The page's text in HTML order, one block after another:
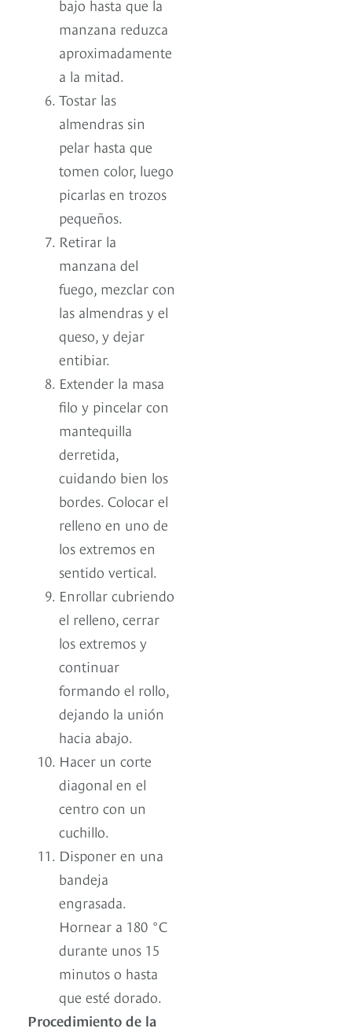
bajo hasta que la
manzana reduzca
aproximadamente
a la mitad.
Tostar las
almendras sin
pelar hasta que
tomen color, luego
picarlas en trozos
pequeños.
Retirar la
manzana del
fuego, mezclar con
las almendras y el
queso, y dejar
entibiar.
Extender la masa
filo y pincelar con
mantequilla
derretida,
cuidando bien los
bordes. Colocar el
relleno en uno de
los extremos en
sentido vertical.
Enrollar cubriendo
el relleno, cerrar
los extremos y
continuar
formando el rollo,
dejando la unión
hacia abajo.
Hacer un corte
diagonal en el
centro con un
cuchillo.
Disponer en una
bandeja
engrasada.
Hornear a 180 °C
durante unos 15
minutos o hasta
que esté dorado.
Procedimiento de la